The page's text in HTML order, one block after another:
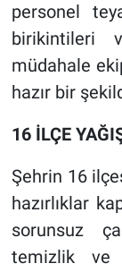
personel
birikintileri
müdahale
hazır bir
16 İLÇE
Şehrin 16
hazırlıklar
sorunsuz
temizlik ve